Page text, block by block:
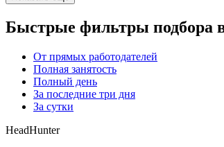
Быстрые фильтры подбора
От прямых работодателей
Полная занятость
Полный день
За последние три дня
За сутки
HeadHunter